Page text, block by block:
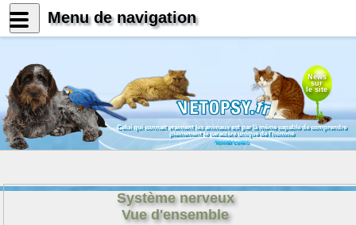
News
sur
le site
Celui qui connait vraiment les animaux est par là même capable de comprendre
pleinement le caractère unique de l'homme
Konrad Lorenz
Système nerveux
Vue d'ensemble
Menu de navigation